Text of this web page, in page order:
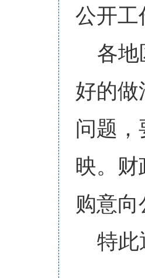
公开工
各
好的
问题
映。
购意
特